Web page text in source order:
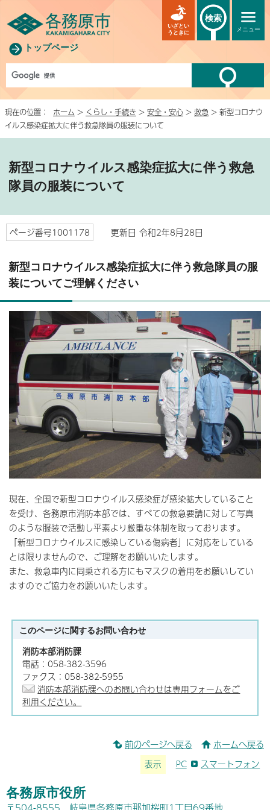
トップページ
メニュー
いざとい
うときに
検索
現在の位置： ホーム > くらし・手続き > 安全・安心 > 救急 > 新型コロナウ
イルス感染症拡大に伴う救急隊員の服装について
新型コロナウイルス感染症拡大に伴う救急
隊員の服装について
ページ番号1001178 更新日 令和2年8月28日
新型コロナウイルス感染症拡大に伴う救急隊員の服
装についてご理解ください
現在、全国で新型コロナウイルス感染症が感染拡大していること
を受け、各務原市消防本部では、すべての救急要請に対して写真
のような服装で活動し平素より厳重な体制を取っております。
「新型コロナウイルスに感染している傷病者」に対応をしている
とは限りませんので、ご理解をお願いいたします。
また、救急車内に同乗される方にもマスクの着用をお願いしてい
ますのでご協力をお願いいたします。
このページに関するお問い合わせ
消防本部消防課
電話：058-382-3596
ファクス：058-382-5955
消防本部消防課へのお問い合わせは専用フォームをご
利用ください。
前のページへ戻る ホームへ戻る
表示 PC スマートフォン
各務原市役所
〒504-8555 岐阜県各務原市那加桜町1丁目69番地